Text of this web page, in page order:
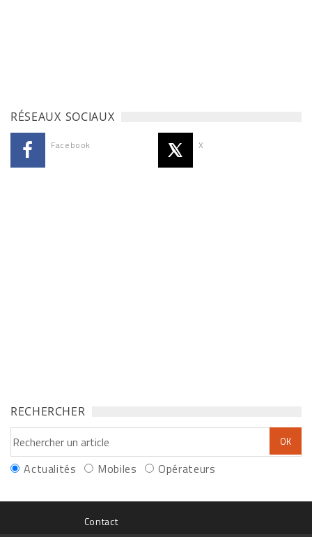
RÉSEAUX SOCIAUX
Facebook X
RECHERCHER
Actualités Mobiles Opérateurs
Contact